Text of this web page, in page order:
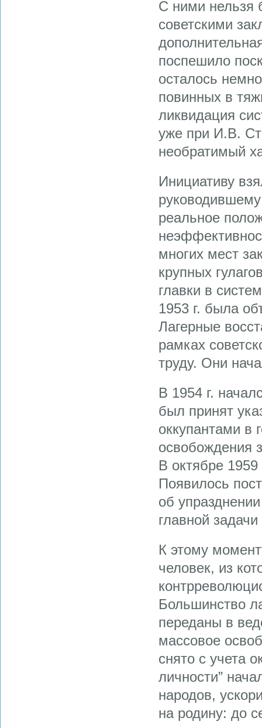
С ними нельзя
советскими
поспешило
осталось
повинных в
ликвидация
уже при И.В.
необратимый
Инициативу
реальное
многих мест
крупных
главки в
1953 г. была
Лагерные
рамках
труду. Они
В 1954 г.
был принят
оккупантами в
освобождения
В октябре 1959
Появилось
об
главной
К этому
человек, из
Большинство
переданы в
массовое
снято с учета
личности”
народов,
на родину: до